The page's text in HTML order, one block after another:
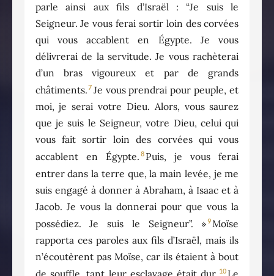
parle ainsi aux fils d’Israël : “Je suis le
Seigneur. Je vous ferai sortir loin des corvées
qui vous accablent en Égypte. Je vous
délivrerai de la servitude. Je vous rachèterai
d’un bras vigoureux et par de grands
châtiments.7 Je vous prendrai pour peuple, et
moi, je serai votre Dieu. Alors, vous saurez
que je suis le Seigneur, votre Dieu, celui qui
vous fait sortir loin des corvées qui vous
accablent en Égypte. 8 Puis, je vous ferai
entrer dans la terre que, la main levée, je me
suis engagé à donner à Abraham, à Isaac et à
Jacob. Je vous la donnerai pour que vous la
possédiez. Je suis le Seigneur”. »9 Moïse
rapporta ces paroles aux fils d’Israël, mais ils
n’écoutèrent pas Moïse, car ils étaient à bout
10